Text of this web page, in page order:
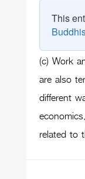
This
(c) Work
are also
different
related to